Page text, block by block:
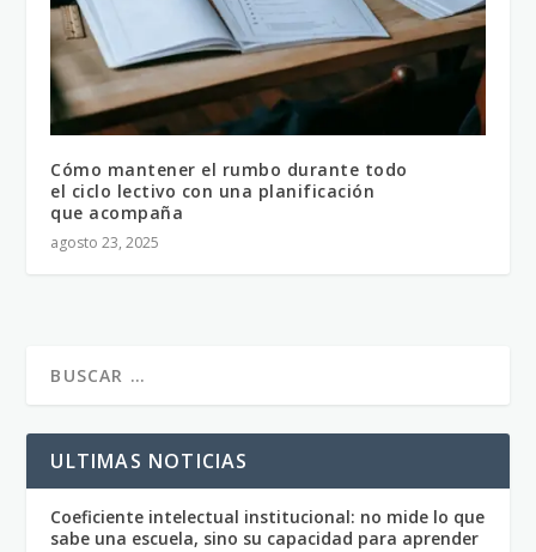
Cómo mantener el rumbo durante todo
el ciclo lectivo con una planificación
que acompaña
agosto 23, 2025
ULTIMAS NOTICIAS
Coeficiente intelectual institucional: no mide lo que
sabe una escuela, sino su capacidad para aprender